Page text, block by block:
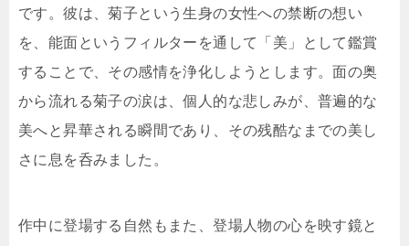
です。彼は、菊子という生身の女性への禁断の想い
を、能面というフィルターを通して「美」として鑑賞
することで、その感情を浄化しようとします。面の奥
から流れる菊子の涙は、個人的な悲しみが、普遍的な
美へと昇華される瞬間であり、その残酷なまでの美し
さに息を呑みました。
作中に登場する自然もまた、登場人物の心を映す鏡と